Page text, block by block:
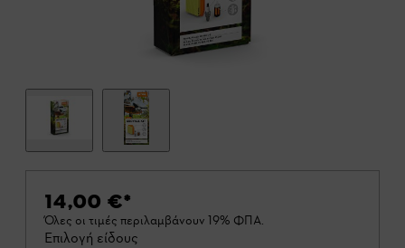
14,00 €*
Όλες οι τιμές περιλαμβάνουν 19% ΦΠΑ.
Επιλογή είδους